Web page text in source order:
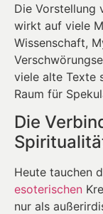
Die Vorstellung
wirkt auf viele
Wissenschaft,
viele alte Texte
Raum für
Die
Heute tauchen
esoterischen
nur als